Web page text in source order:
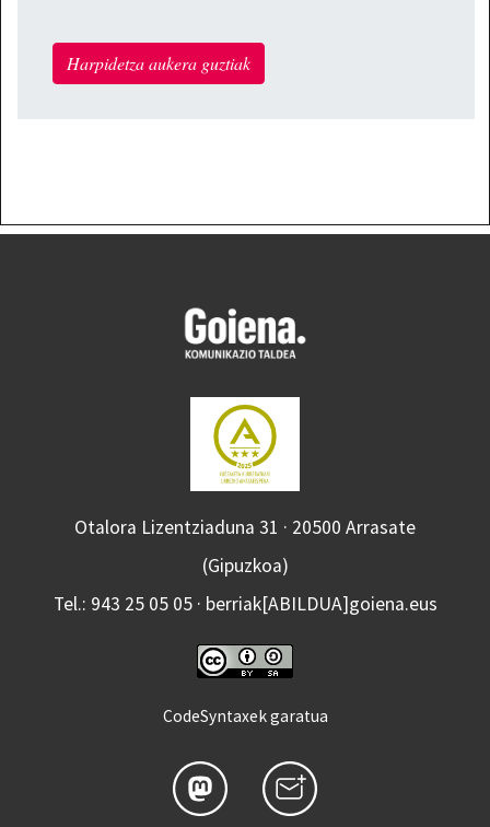
Harpidetza aukera guztiak
Otalora Lizentziaduna 31 · 20500 Arrasate
(Gipuzkoa)
Tel.: 943 25 05 05 · berriak[ABILDUA]goiena.eus
CodeSyntaxek garatua